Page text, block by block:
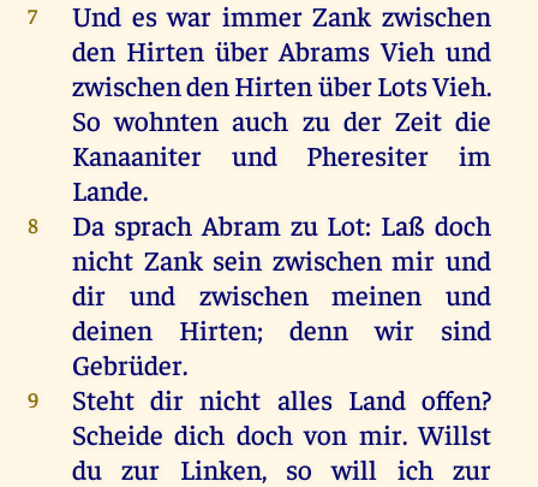
7 Und es war immerZank zwischen
den HirtenüberAbrams Vieh und
zwischen denHirtenüberLotsVieh.
Sowohnten auch zu der Zeit die
Kanaaniterund Pheresiter im
Lande.
8 Da sprach Abram zu Lot: Laß doch
nicht Zank sein zwischen mir und
dir und zwischenmeinen und
deinen Hirten; dennwir sind
Gebrüder.
9 Stehtdir nicht alles Land offen?
Scheide dich doch von mir. Willst
du zur Linken, so will ich zur